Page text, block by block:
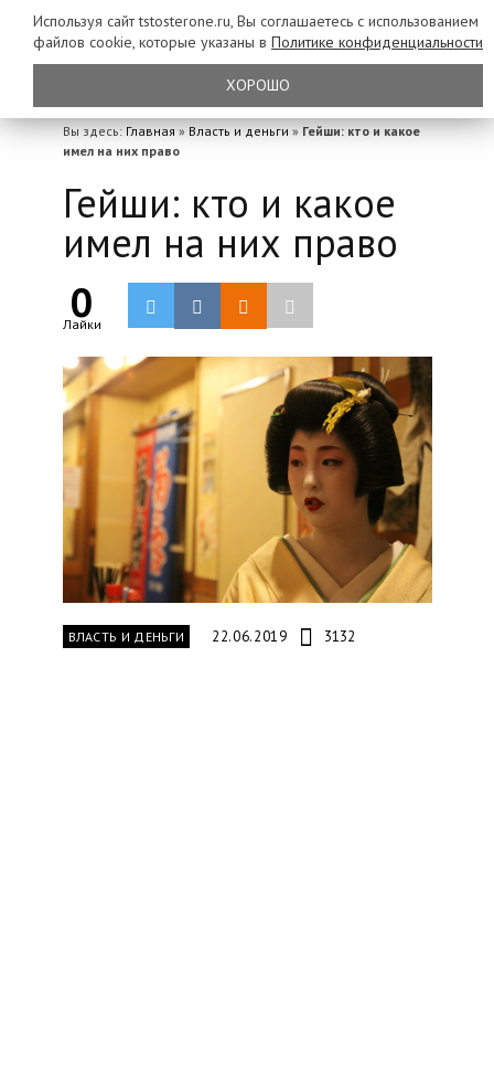
Вы здесь: Главная » Власть и деньги » Гейши: кто и какое
имел на них право
Гейши: кто и какое
имел на них право
0
Лайки
ВЛАСТЬ И ДЕНЬГИ 22.06.2019 3132
Используя сайт tstosterone.ru, Вы соглашаетесь с использованием
файлов cookie, которые указаны в Политике конфиденциальности
ХОРОШО